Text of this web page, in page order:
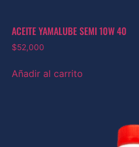
ACEITE YAMALUBE SEMI 10W 40
$52,000
Añadir al carrito